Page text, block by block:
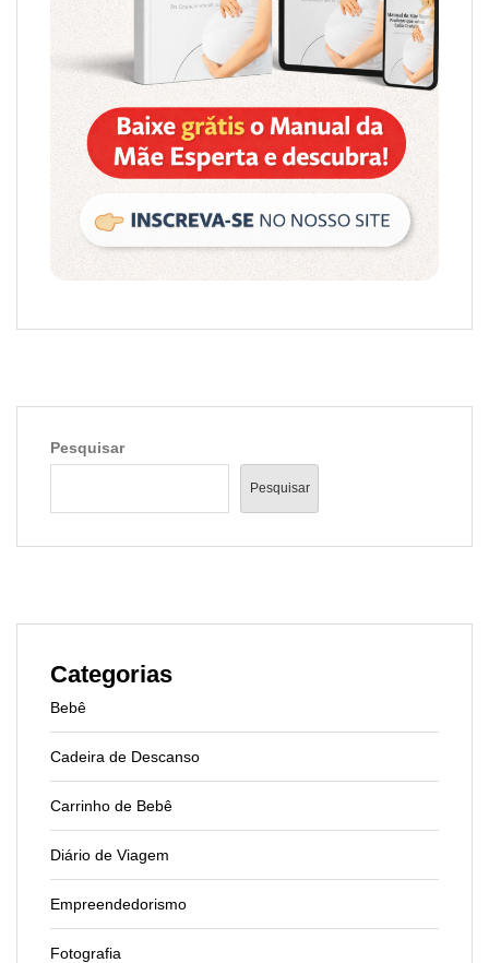
Pesquisar
Pesquisar
Categorias
Bebê
Cadeira de Descanso
Carrinho de Bebê
Diário de Viagem
Empreendedorismo
Fotografia